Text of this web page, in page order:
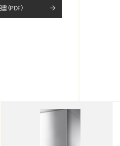
（PDF）